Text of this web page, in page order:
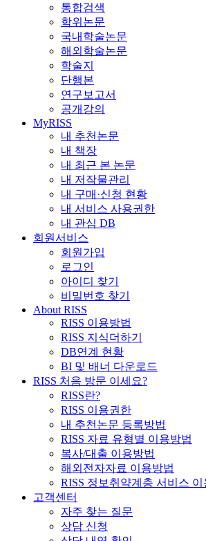
통합검색
학위논문
국내학술논문
해외학술논문
학술지
단행본
연구보고서
공개강의
MyRISS
내 추천논문
내 책장
내 최근 본 논문
내 저작물관리
내 구매·신청 현황
내 서비스 사용권한
내 관심 DB
회원서비스
회원가입
로그인
아이디 찾기
비밀번호 찾기
About RISS
RISS 이용방법
RISS 지식더하기
DB연계 현황
BI 및 배너 다운로드
RISS 처음 방문 이세요?
RISS란?
RISS 이용권한
내 추천논문 등록방법
RISS 자료 유형별 이용방법
복사/대출 이용방법
해외전자자료 이용방법
RISS 정보취약계층 서비스 이
고객센터
자주 찾는 질문
상담 신청